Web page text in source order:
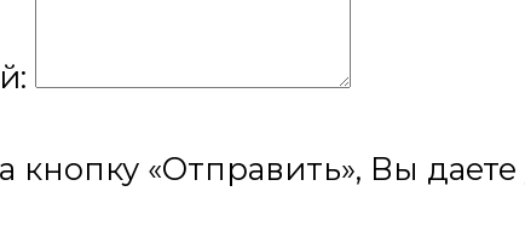
кнопку «Отправить», Вы даете